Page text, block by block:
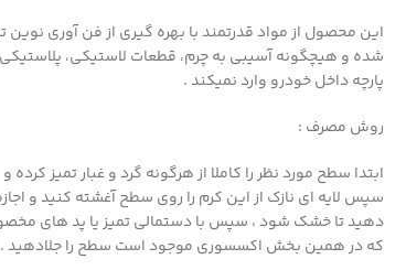
این محصول از مواد قدرتمند با بهره گیری از فن آوری نوین
شده و هیچگونه آسیبی به چرم، قطعات لاستیکی،
پارچه داخل خودرو وارد نمیکند .
روش مصرف :
ابتدا سطح مورد نظر را کاملا از هرگونه گرد و غبار تمیز کرده و
سپس لایه ای نازک از این کرم را روی سطح آغشته کنید و
دهید تا خشک شود ، سپس با دستمالی تمیز یا پد های
که در همین بخش اکسسوری موجود است سطح را جلادهید .